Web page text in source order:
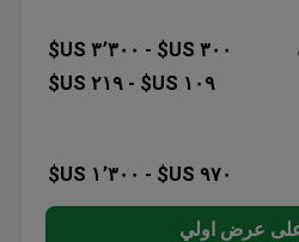
متخصص في الجراحة
٣٠٠ US$ - ٣٬٣٠٠ US$
١٠٩ US$ - ٢١٩ US$
٩٧٠ US$ - ١٬٣٠٠ US$
عرض اولي